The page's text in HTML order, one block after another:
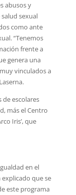
abusos y
sexual
como ante
“Tenemos
frente a
genera una
vinculados a
de escolares
más el Centro
Iris’, que
en el
que se
este programa